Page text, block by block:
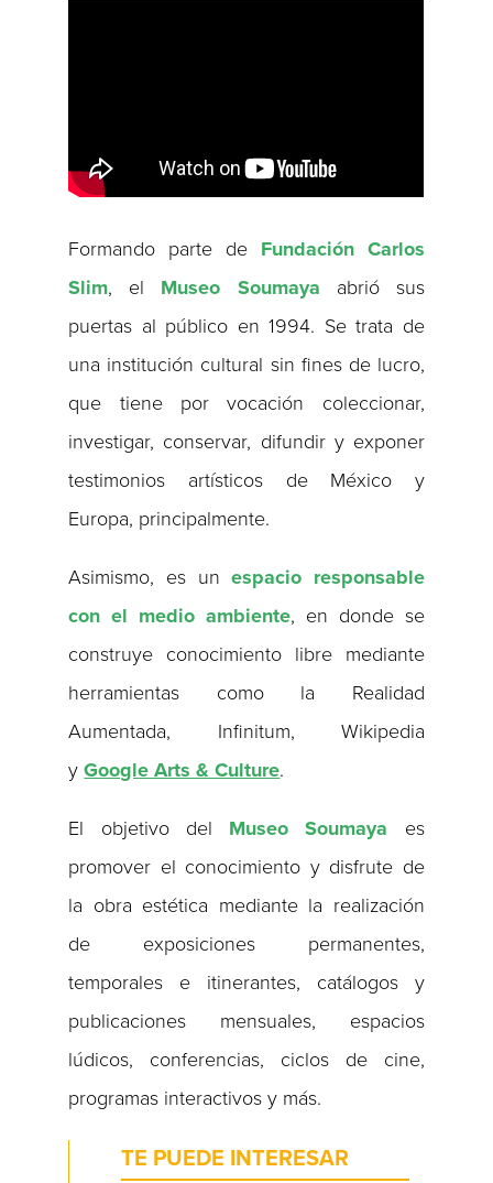
Formando parte de Fundación Carlos
Slim, el Museo Soumaya abrió sus
puertas al público en 1994. Se trata de
una institución cultural sin fines de lucro,
que tiene por vocación coleccionar,
investigar, conservar, difundir y exponer
testimonios artísticos de México y
Europa, principalmente.
Asimismo, es unespacio responsable
con el medio ambiente, en donde se
construye conocimiento libre mediante
herramientas como la Realidad
Aumentada, Infinitum, Wikipedia
yGoogle Arts & Culture.
El objetivo del Museo Soumaya es
promover el conocimiento y disfrute de
la obra estética mediante la realización
de exposiciones permanentes,
temporales e itinerantes, catálogos y
publicaciones mensuales, espacios
lúdicos, conferencias, ciclos de cine,
programas interactivos y más.
TE PUEDE INTERESAR